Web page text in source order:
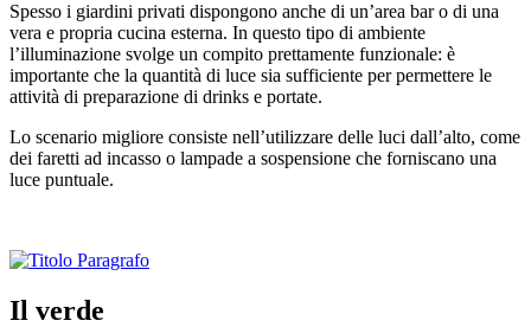
Spesso i giardini privati dispongono anche di un’area bar o di una
vera e propria cucina esterna. In questo tipo di ambiente
l’illuminazione svolge un compito prettamente funzionale: è
importante che la quantità di luce sia sufficiente per permettere le
attività di preparazione di drinks e portate.
Lo scenario migliore consiste nell’utilizzare delle luci dall’alto, come
dei faretti ad incasso o lampade a sospensione che forniscano una
luce puntuale.
Il verde